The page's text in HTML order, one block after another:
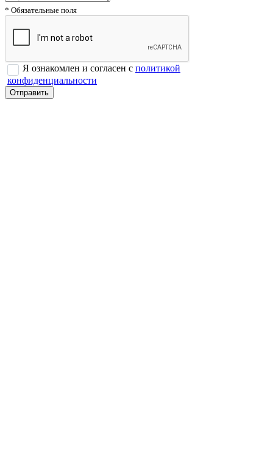
* Обязательные поля
Я ознакомлен и согласен с политикой
конфиденциальности